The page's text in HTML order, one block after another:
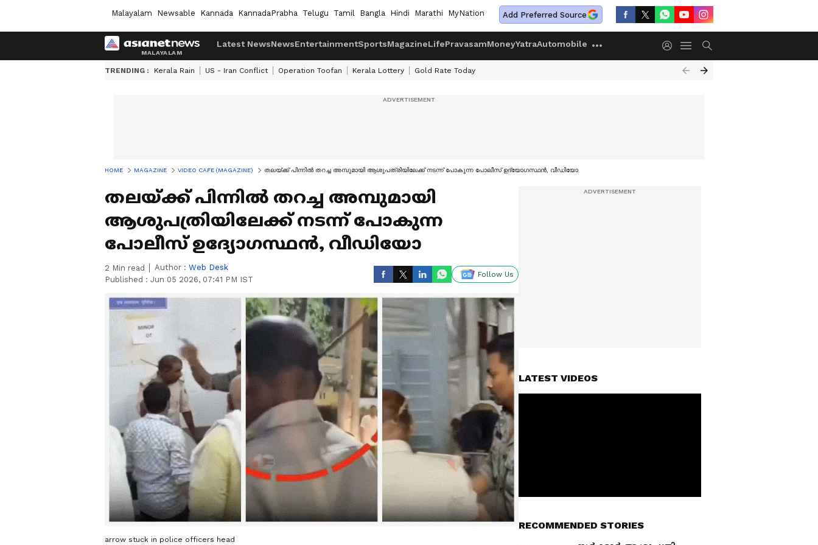
Malayalam Newsable Kannada KannadaPrabha Telugu Tamil Bangla Hindi Marathi MyNation Add Preferred Source
Latest NewsNewsEntertainmentSportsMagazineLifePravasamMoneyYatraAutomobile
TRENDING : Kerala Rain US - Iran Conflict Operation Toofan Kerala Lottery Gold Rate Today
HOME MAGAZINE VIDEO CAFE (MAGAZINE) തലയ്ക്ക് പിന്നിൽ തറച്ച അമ്പുമായി ആശുപത്രിയിലേക്ക് നടന്ന് പോകുന്ന പോലീസ് ഉദ്യോഗസ്ഥൻ, വീഡിയോ
തലയ്ക്ക് പിന്നിൽ തറച്ച അമ്പുമായി
ആശുപത്രിയിലേക്ക് നടന്ന് പോകുന്ന
പോലീസ് ഉദ്യോഗസ്ഥൻ, വീഡിയോ
2 Min read Author : Web Desk
Published : Jun 05 2026, 07:41 PM IST
Follow Us
arrow stuck in police officers head
LATEST VIDEOS
RECOMMENDED STORIES